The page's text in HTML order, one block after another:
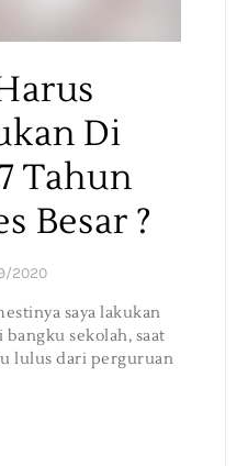
Di
Tahun
Besar ?
2020
saya lakukan
sekolah, saat
lulus dari perguruan